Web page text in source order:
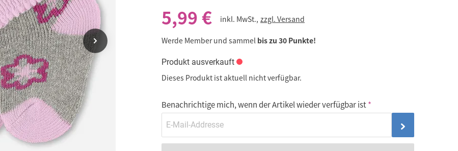
5,99 €
inkl. MwSt., zzgl. Versand
Werde Member und sammel bis zu 30 Punkte!
Produkt ausverkauft
Dieses Produkt ist aktuell nicht verfügbar.
Benachrichtige mich, wenn der Artikel wieder verfügbar ist